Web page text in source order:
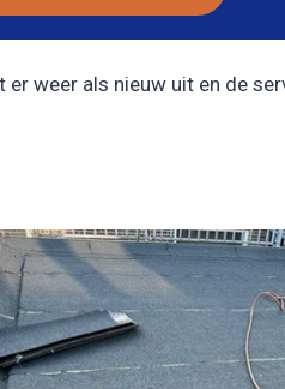
weer als nieuw uit en de